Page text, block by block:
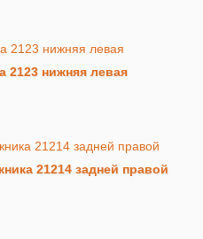
2123 нижняя левая
21214 задней правой